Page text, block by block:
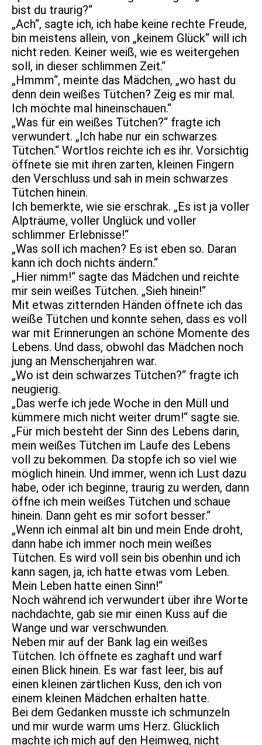
bist du traurig?“
„Ach“, sagte ich, ich habe keine rechte Freude,
bin meistens allein, von „keinem Glück“ will ich
nicht reden. Keiner weiß, wie es weitergehen
soll, in dieser schlimmen Zeit.“
„Hmmm“, meinte das Mädchen, „wo hast du
denn dein weißes Tütchen? Zeig es mir mal.
Ich möchte mal hineinschauen.“
„Was für ein weißes Tütchen?“ fragte ich
verwundert. „Ich habe nur ein schwarzes
Tütchen.“ Wortlos reichte ich es ihr. Vorsichtig
öffnete sie mit ihren zarten, kleinen Fingern
den Verschluss und sah in mein schwarzes
Tütchen hinein.
Ich bemerkte, wie sie erschrak. „Es ist ja voller
Alpträume, voller Unglück und voller
schlimmer Erlebnisse!“
„Was soll ich machen? Es ist eben so. Daran
kann ich doch nichts ändern.“
„Hier nimm!“ sagte das Mädchen und reichte
mir sein weißes Tütchen. „Sieh hinein!“
Mit etwas zitternden Händen öffnete ich das
weiße Tütchen und konnte sehen, dass es voll
war mit Erinnerungen an schöne Momente des
Lebens. Und dass, obwohl das Mädchen noch
jung an Menschenjahren war.
„Wo ist dein schwarzes Tütchen?“ fragte ich
neugierig.
„Das werfe ich jede Woche in den Müll und
kümmere mich nicht weiter drum!“ sagte sie.
„Für mich besteht der Sinn des Lebens darin,
mein weißes Tütchen im Laufe des Lebens
voll zu bekommen. Da stopfe ich so viel wie
möglich hinein. Und immer, wenn ich Lust dazu
habe, oder ich beginne, traurig zu werden, dann
öffne ich mein weißes Tütchen und schaue
hinein. Dann geht es mir sofort besser.“
„Wenn ich einmal alt bin und mein Ende droht,
dann habe ich immer noch mein weißes
Tütchen. Es wird voll sein bis obenhin und ich
kann sagen, ja, ich hatte etwas vom Leben.
Mein Leben hatte einen Sinn!“
Noch während ich verwundert über ihre Worte
nachdachte, gab sie mir einen Kuss auf die
Wange und war verschwunden.
Neben mir auf der Bank lag ein weißes
Tütchen. Ich öffnete es zaghaft und warf
einen Blick hinein. Es war fast leer, bis auf
einen kleinen zärtlichen Kuss, den ich von
einem kleinen Mädchen erhalten hatte.
Bei dem Gedanken musste ich schmunzeln
und mir wurde warm ums Herz. Glücklich
machte ich mich auf den Heimweg, nicht